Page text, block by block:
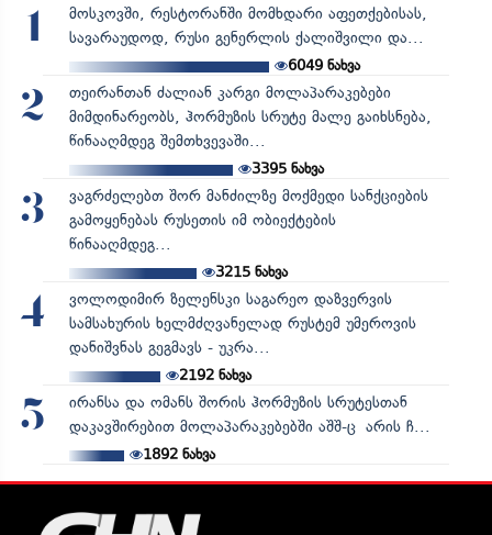
1
მოსკოვში, რესტორანში მომხდარი აფეთქებისას,
სავარაუდოდ, რუსი გენერლის ქალიშვილი და...
6049 ნახვა
2
თეირანთან ძალიან კარგი მოლაპარაკებები
მიმდინარეობს, ჰორმუზის სრუტე მალე გაიხსნება,
წინააღმდეგ შემთხვევაში...
3395ნახვა
3
ვაგრძელებთ შორ მანძილზე მოქმედი სანქციების
გამოყენებას რუსეთის იმ ობიექტების
წინააღმდეგ...
3215ნახვა
4
ვოლოდიმირ ზელენსკი საგარეო დაზვერვის
სამსახურის ხელმძღვანელად რუსტემ უმეროვის
დანიშვნას გეგმავს - უკრა...
2192ნახვა
5
ირანსა და ომანს შორის ჰორმუზის სრუტესთან
დაკავშირებით მოლაპარაკებებში აშშ-ც არის ჩ...
1892ნახვა